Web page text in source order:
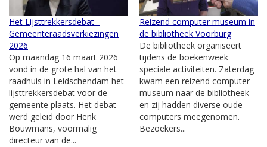
Het Lijsttrekkersdebat -
Gemeenteraadsverkiezingen
2026
Op maandag 16 maart 2026
vond in de grote hal van het
raadhuis in Leidschendam het
lijsttrekkersdebat voor de
gemeente plaats. Het debat
werd geleid door Henk
Bouwmans, voormalig
directeur van de...
Reizend computer museum in
de bibliotheek Voorburg
De bibliotheek organiseert
tijdens de boekenweek
speciale activiteiten. Zaterdag
kwam een reizend computer
museum naar de bibliotheek
en zij hadden diverse oude
computers meegenomen.
Bezoekers...